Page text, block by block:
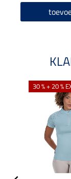
30 % + 20 %